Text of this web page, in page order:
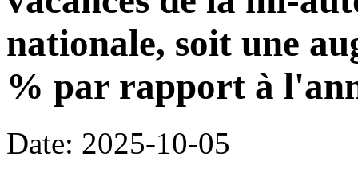
nationale, soit une
% par rapport à
Date: 2025-10-05